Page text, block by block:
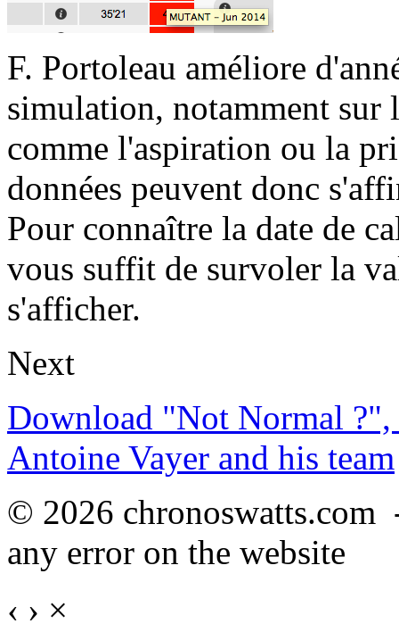
F. Portoleau améliore
simulation, notamment sur
comme l'aspiration ou la
données peuvent donc
Pour connaître la date de
vous suffit de survoler la
s'afficher.
Next
Download "Not Normal ?",
Antoine Vayer and his team
© 2026
any error on the website
‹ › ×